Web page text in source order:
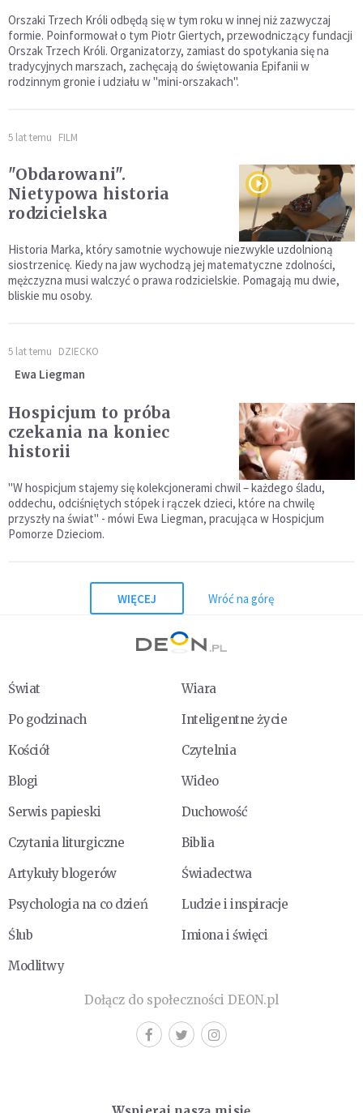
Orszaki Trzech Króli odbędą się w tym roku w innej niż zazwyczaj
formie. Poinformował o tym Piotr Giertych, przewodniczący fundacji
Orszak Trzech Króli. Organizatorzy, zamiast do spotykania się na
tradycyjnych marszach, zachęcają do świętowania Epifanii w
rodzinnym gronie i udziału w "mini-orszakach".
5 lat temu FILM
"Obdarowani".
Nietypowa historia
rodzicielska
Historia Marka, który samotnie wychowuje niezwykle uzdolnioną
siostrzenicę. Kiedy na jaw wychodzą jej matematyczne zdolności,
mężczyzna musi walczyć o prawa rodzicielskie. Pomagają mu dwie,
bliskie mu osoby.
5 lat temu DZIECKO
Ewa Liegman
Hospicjum to próba
czekania na koniec
historii
"W hospicjum stajemy się kolekcjonerami chwil – każdego śladu,
oddechu, odciśniętych stópek i rączek dzieci, które na chwilę
przyszły na świat" - mówi Ewa Liegman, pracująca w Hospicjum
Pomorze Dzieciom.
WIĘCEJ Wróć na górę
Świat
Wiara
Po godzinach
Inteligentne życie
Kościół
Czytelnia
Blogi
Wideo
Serwis papieski
Duchowość
Czytania liturgiczne
Biblia
Artykuły blogerów
Świadectwa
Psychologia na co dzień
Ludzie i inspiracje
Ślub
Imiona i święci
Modlitwy
Dołącz do społeczności DEON.pl